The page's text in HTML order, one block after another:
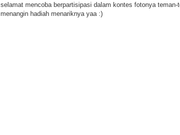
selamat mencoba berpartisipasi dalam kontes fotonya
menangin hadiah menariknya yaa :)